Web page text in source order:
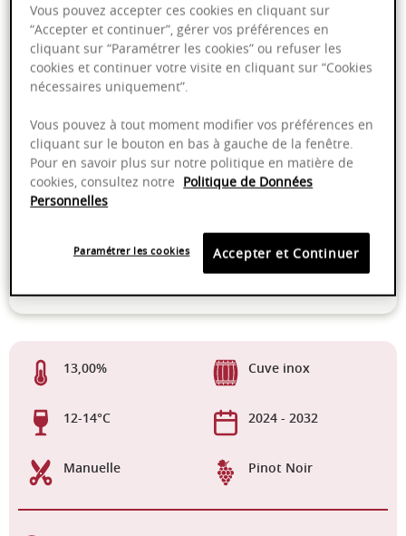
PRODUIT INDISPONIBLE
Dernières bouteilles !
Livraison offerte dans nos points de vente
Emballage anti-casse
13,00% Cuve inox
12-14°C 2024 - 2032
Manuelle Pinot Noir
Vous pouvez accepter ces cookies en cliquant sur
“Accepter et continuer”, gérer vos préférences en
cliquant sur “Paramétrer les cookies” ou refuser les
cookies et continuer votre visite en cliquant sur “Cookies
nécessaires uniquement”.
Vous pouvez à tout moment modifier vos préférences en
cliquant sur le bouton en bas à gauche de la fenêtre.
Pour en savoir plus sur notre politique en matière de
cookies, consultez notre Politique de Données
Personnelles
Accepter et Continuer
Paramétrer les cookies